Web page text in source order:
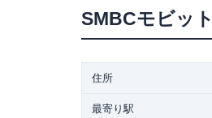
SMBCモビット
住所
最寄り駅